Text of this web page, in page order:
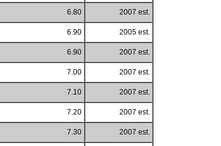
6.80 2007 est.
6.90 2005 est.
6.90 2007 est.
7.00 2007 est.
7.10 2007 est.
7.20 2007 est.
7.30 2007 est.